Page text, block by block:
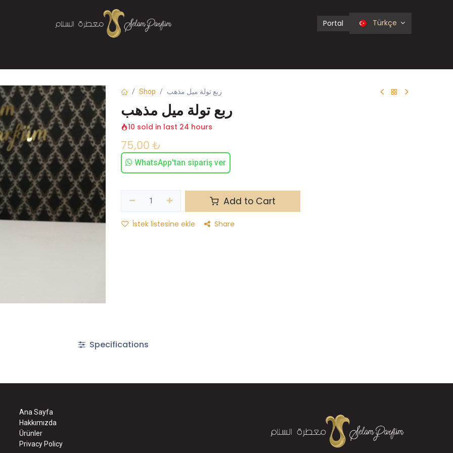
Portal Türkçe
Shop ربع تولة ميل مذهب
ربع تولة ميل مذهب
10 sold in last 24 hours
75,00 ₺
WhatsApp'tan sipariş ver
Add to Cart
İstek listesine ekle Share
Specifications
Ana Sayfa
Hakkımızda
Ürünler
Privacy Policy